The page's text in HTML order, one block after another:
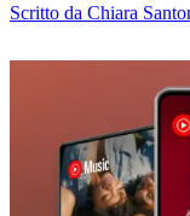
Scritto da Chiara